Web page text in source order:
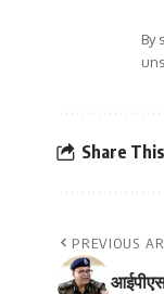
By
Share
PREVIOUS